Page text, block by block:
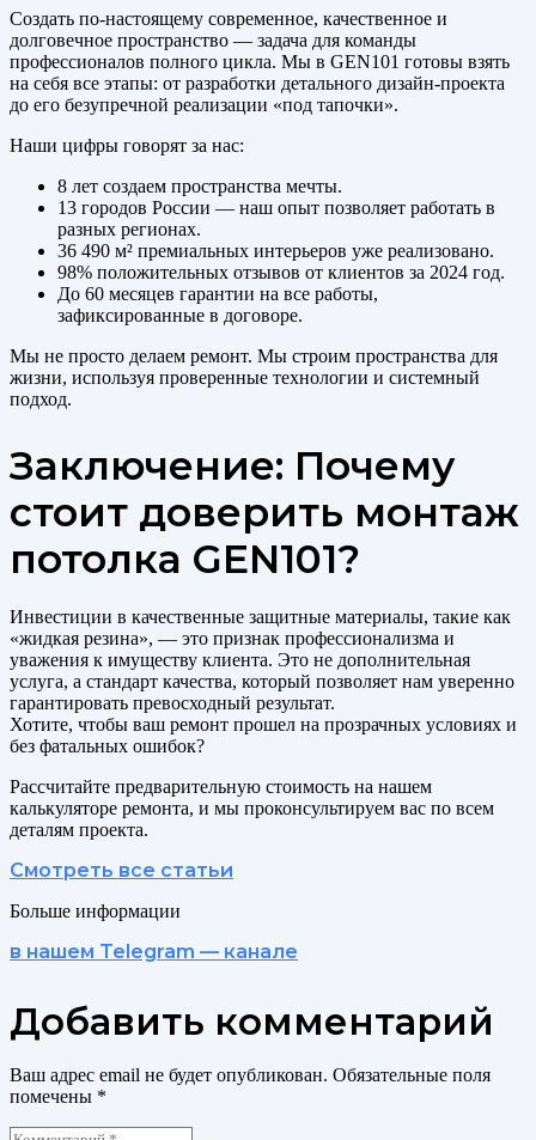
Создать по-настоящему современное, качественное и
долговечное пространство — задача для команды
профессионалов полного цикла. Мы в GEN101 готовы взять
на себя все этапы: от разработки детального дизайн-проекта
до его безупречной реализации «под тапочки».
Наши цифры говорят за нас:
8 лет создаем пространства мечты.
13 городов России — наш опыт позволяет работать в
разных регионах.
36 490 м² премиальных интерьеров уже реализовано.
98% положительных отзывов от клиентов за 2024 год.
До 60 месяцев гарантии на все работы,
зафиксированные в договоре.
Мы не просто делаем ремонт. Мы строим пространства для
жизни, используя проверенные технологии и системный
подход.
Заключение: Почему
стоит доверить монтаж
потолка GEN101?
Инвестиции в качественные защитные материалы, такие как
«жидкая резина», — это признак профессионализма и
уважения к имуществу клиента. Это не дополнительная
услуга, а стандарт качества, который позволяет нам уверенно
гарантировать превосходный результат.
Хотите, чтобы ваш ремонт прошел на прозрачных условиях и
без фатальных ошибок?
Рассчитайте предварительную стоимость на нашем
калькуляторе ремонта, и мы проконсультируем вас по всем
деталям проекта.
Смотреть все статьи
Больше информации
в нашем Telegram — канале
Добавить комментарий
Ваш адрес email не будет опубликован. Обязательные поля
помечены *